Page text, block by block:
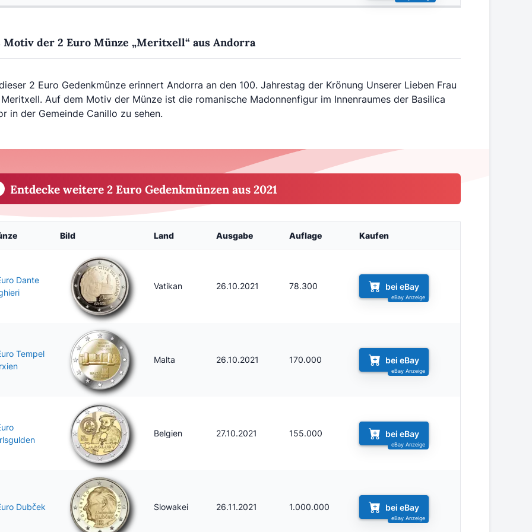
Motiv der 2 Euro Münze „Meritxell“ aus Andorra
2 Euro Gedenkmünze erinnert Andorra an den 100. Jahrestag der Krönung Unserer Lieben Frau
Auf dem Motiv der Münze ist die romanische Madonnenfigur im Innenraumes der Basilica
in der Gemeinde Canillo zu sehen.
Entdecke weitere 2 Euro Gedenkmünzen aus 2021
Bild Land Ausgabe Auflage Kaufen
Dante
Vatikan 26.10.2021 78.300 bei eBay
Tempel
Malta 26.10.2021 170.000 bei eBay
Belgien 27.10.2021 155.000 bei eBay
Dubček Slowakei 26.11.2021 1.000.000 bei eBay